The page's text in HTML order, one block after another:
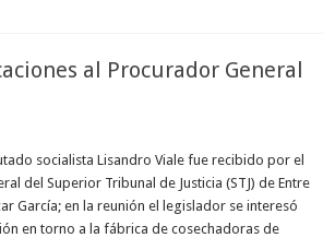
al Procurador General
socialista Lisandro Viale fue recibido por el
del Superior Tribunal de Justicia (STJ) de Entre
García; en la reunión el legislador se interesó
en torno a la fábrica de cosechadoras de